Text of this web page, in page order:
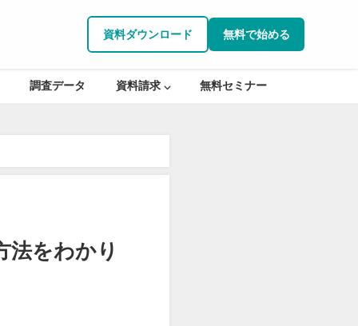
資料ダウンロード 無料で始める
調査データ 資料請求 ⌵ 無料セミナー
法をわかり